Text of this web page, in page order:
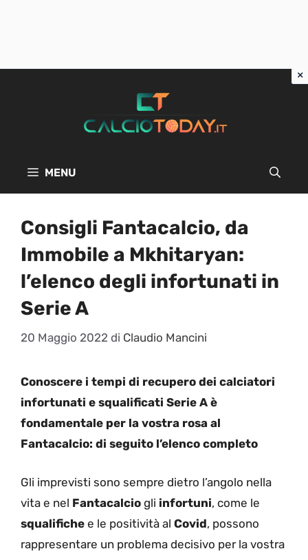
MENU
Consigli Fantacalcio, da
Immobile a Mkhitaryan:
l’elenco degli infortunati in
Serie A
20 Maggio 2022 di Claudio Mancini
Conoscere i tempi di recupero dei calciatori
infortunati e squalificati Serie A è
fondamentale per la vostra rosa al
Fantacalcio: di seguito l’elenco completo
Gli imprevisti sono sempre dietro l’angolo nella
vita e nel Fantacalcio gli infortuni, come le
squalifiche e le positività al Covid, possono
rappresentare un problema decisivo per la vostra